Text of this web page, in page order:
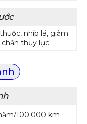
nhíp lá, giảm
chấn thủy lực
100.000 km